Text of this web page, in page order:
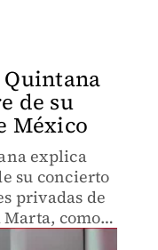
de su
México
explica
su concierto
privadas de
como